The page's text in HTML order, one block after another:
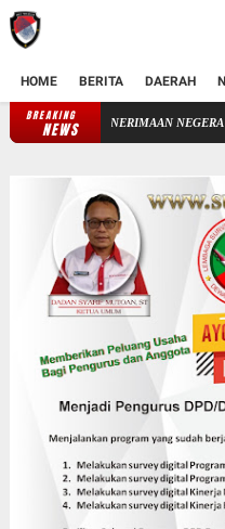
HOME BERITA DAERAH
BREAKING
NEWS
PENERIMAAN NEGERA BUKAN